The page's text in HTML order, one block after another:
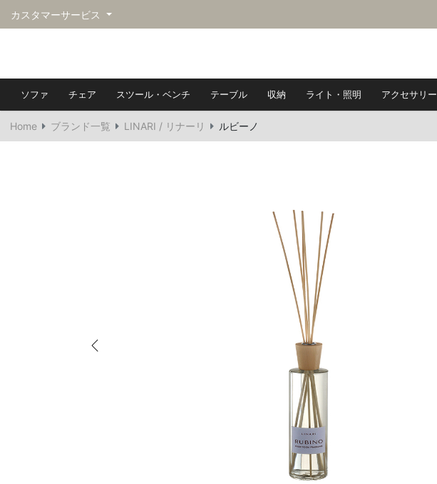
カスタマーサービス
ソファ チェア スツール・ベンチ テーブル 収納 ライト・照明 アクセサリー
Home ブランド一覧 LINARI / リナーリ ルビーノ
Previous